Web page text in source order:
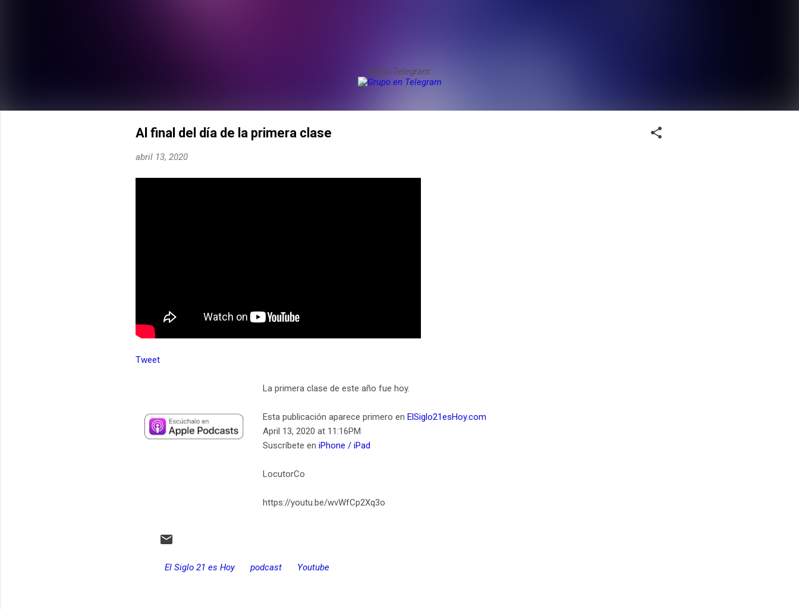
Grupo Telegram:
Al final del día de la primera clase
abril 13, 2020
Tweet
La primera clase de este año fue hoy.
Esta publicación aparece primero en ElSiglo21esHoy.com
April 13, 2020 at 11:16PM
Suscríbete en iPhone / iPad
LocutorCo
https://youtu.be/wvWfCp2Xq3o
El Siglo 21 es Hoy podcast Youtube